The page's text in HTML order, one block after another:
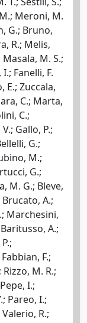
Meroni, M.
G.; Bruno,
R.; Melis,
M. S.;
Fanelli, F.
E.; Zuccala,
C.; Marta,
C.;
Gallo, P.;
G.;
M.;
G.;
M. G.; Bleve,
Brucato, A.;
Marchesini,
A.;
F.;
M. R.;
I.;
Pareo, I.;
Valerio, R.;